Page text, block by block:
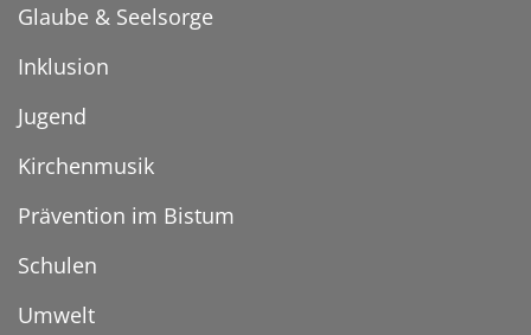
Glaube & Seelsorge
Inklusion
Jugend
Kirchenmusik
Prävention im Bistum
Schulen
Umwelt